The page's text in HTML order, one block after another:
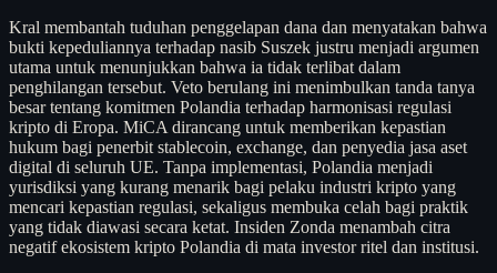
Kral membantah tuduhan penggelapan dana dan menyatakan bahwa
bukti kepeduliannya terhadap nasib Suszek justru menjadi argumen
utama untuk menunjukkan bahwa ia tidak terlibat dalam
penghilangan tersebut. Veto berulang ini menimbulkan tanda tanya
besar tentang komitmen Polandia terhadap harmonisasi regulasi
kripto di Eropa. MiCA dirancang untuk memberikan kepastian
hukum bagi penerbit stablecoin, exchange, dan penyedia jasa aset
digital di seluruh UE. Tanpa implementasi, Polandia menjadi
yurisdiksi yang kurang menarik bagi pelaku industri kripto yang
mencari kepastian regulasi, sekaligus membuka celah bagi praktik
yang tidak diawasi secara ketat. Insiden Zonda menambah citra
negatif ekosistem kripto Polandia di mata investor ritel dan institusi.